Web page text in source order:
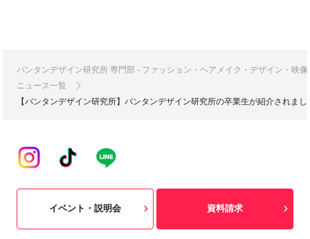
バンタンデザイン研究所 専門部 - ファッション・ヘアメイク・デザイン・映
ニュース一覧
【バンタンデザイン研究所】バンタンデザイン研究所の卒業生が紹介されま
イベント・説明会 資料請求